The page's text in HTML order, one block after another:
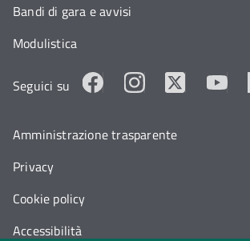
Bandi di gara e avvisi
Modulistica
Seguici su
Amministrazione trasparente
Privacy
Cookie policy
Accessibilità